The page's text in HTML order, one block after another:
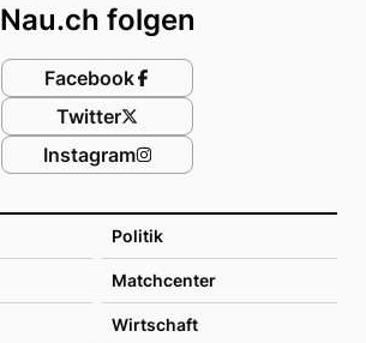
Politik
Matchcenter
Wirtschaft
Nau.ch folgen
Facebook
Twitter
Instagram